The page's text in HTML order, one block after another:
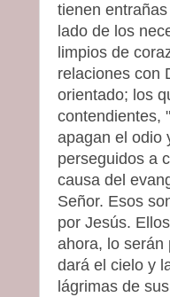
tienen
lado de los
limpios de
relaciones con
orientado; los
contendientes,
apagan el odio
perseguidos a
causa del
Señor. Esos
por Jesús.
ahora, lo serán
dará el cielo y
lágrimas de